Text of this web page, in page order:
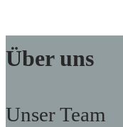
Über uns
Unser Team